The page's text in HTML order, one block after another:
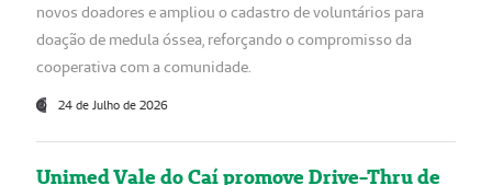
novos doadores e ampliou o cadastro de voluntários para
doação de medula óssea, reforçando o compromisso da
cooperativa com a comunidade.
24 de Julho de 2026
Unimed Vale do Caí promove Drive-Thru de